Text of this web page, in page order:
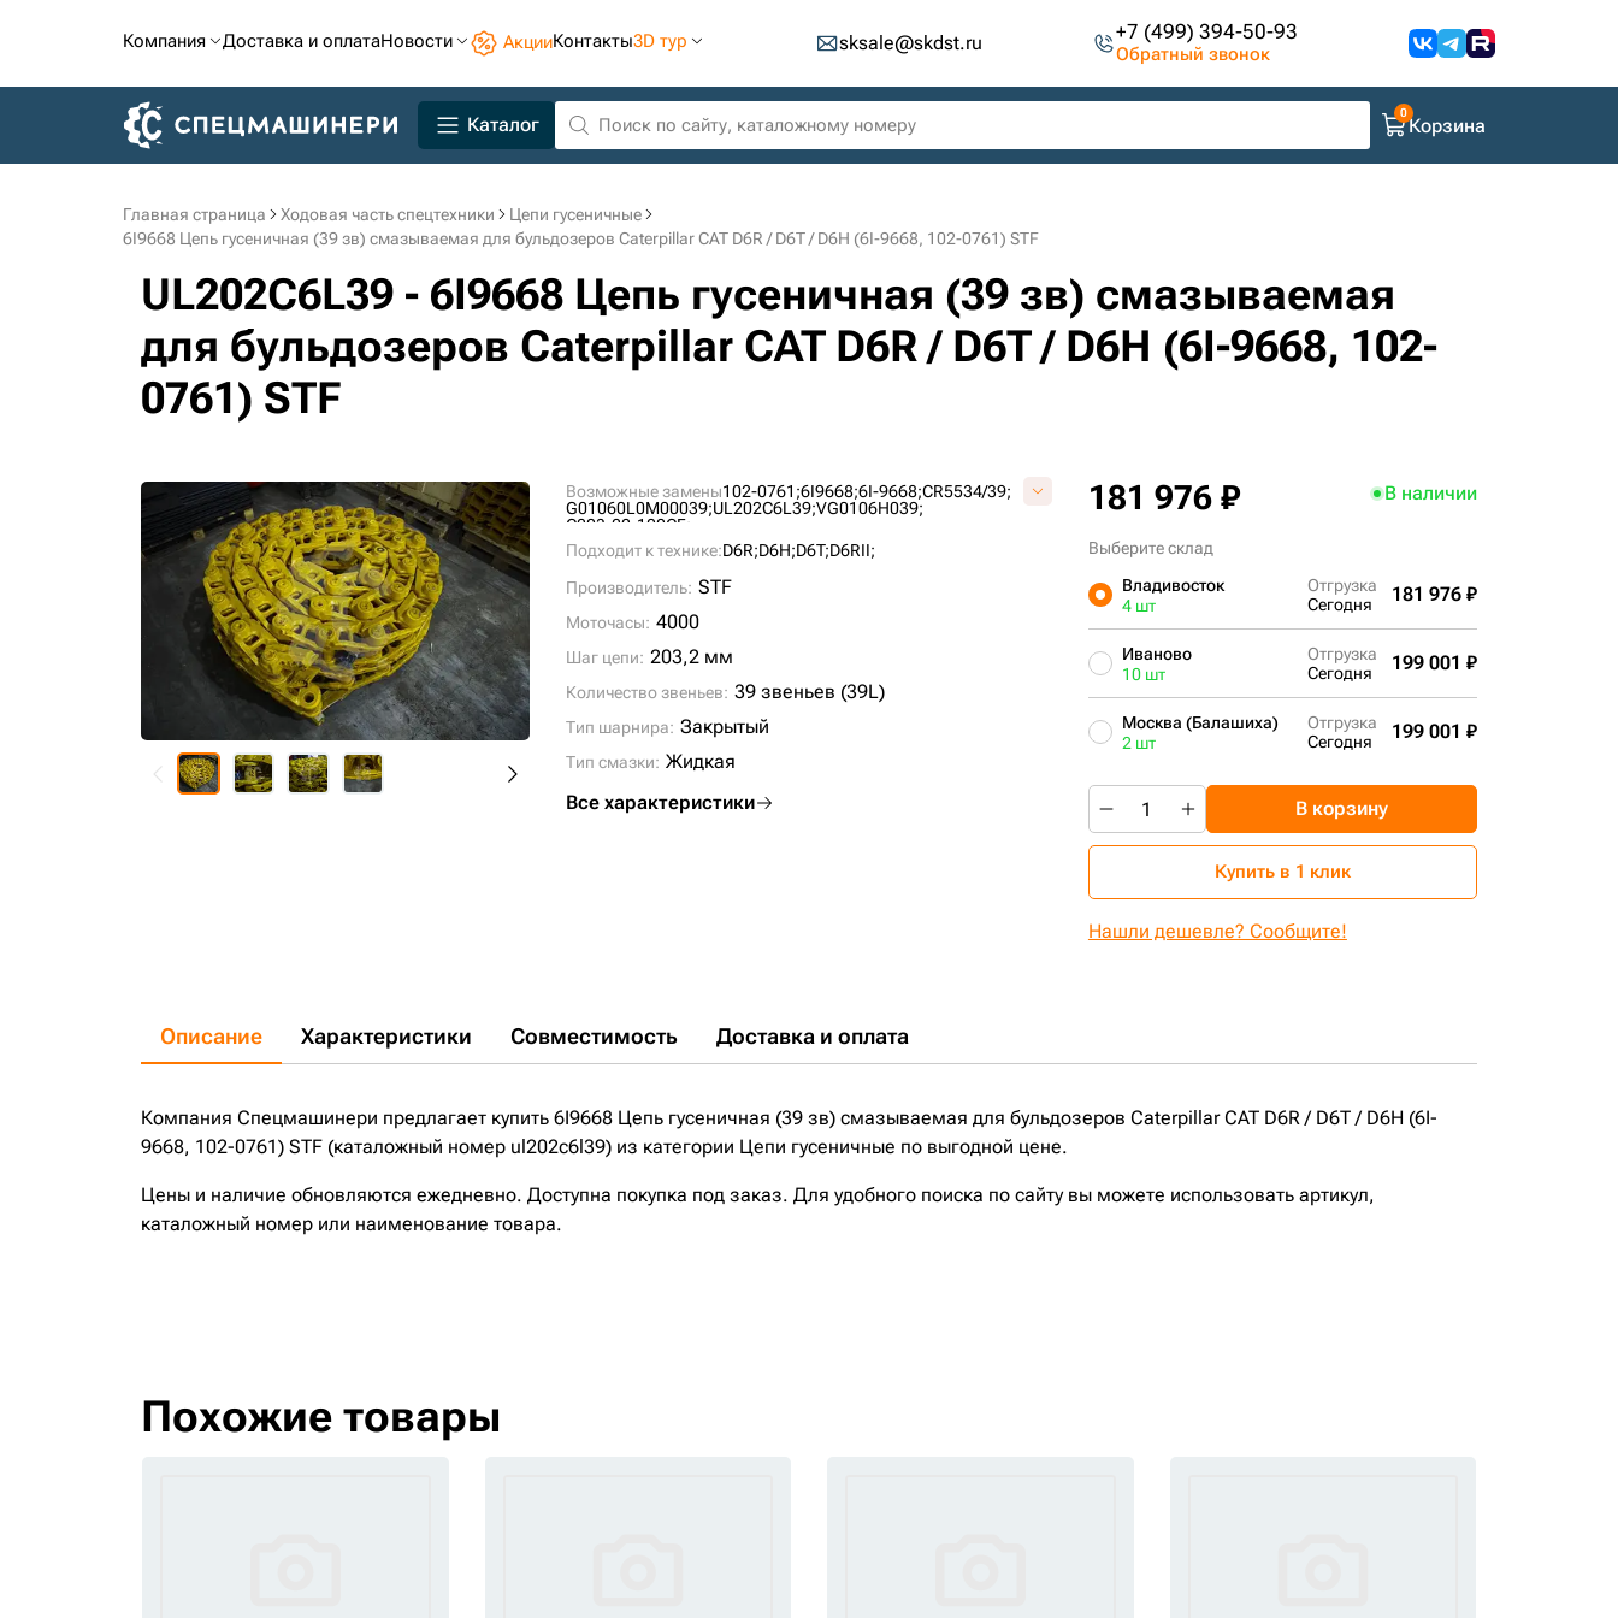
Компания Доставка и оплатаНовости АкцииКонтакты3D тур sksale@skdst.ru +7 (499) 394-50-93
Обратный звонок
Каталог Корзина
Главная страница Ходовая часть спецтехники
Цепи гусеничные
6I9668 Цепь гусеничная (39 зв) смазываемая для бульдозеров Caterpillar CAT D6R / D6T / D6H (6I-9668, 102-0761) STF
UL202C6L39 - 6I9668 Цепь гусеничная (39 зв) смазываемая
для бульдозеров Caterpillar CAT D6R / D6T / D6H (6I-9668, 102-
0761) STF
Возможные замены102-0761;6I9668;6I-9668;CR5534/39;
G01060L0M00039;UL202C6L39;VG0106H039;
С203-22-100СБ;
Подходит к технике:D6R;D6H;D6T;D6RII;
Производитель: STF
Моточасы: 4000
Шаг цепи: 203,2 мм
Количество звеньев: 39 звеньев (39L)
Тип шарнира: Закрытый
Тип смазки: Жидкая
Все характеристики
181 976 ₽ В наличии
Выберите склад
Владивосток
4 шт
Отгрузка
Сегодня
181 976 ₽
Иваново
10 шт
Отгрузка
Сегодня
199 001 ₽
Москва (Балашиха)
2 шт
Отгрузка
Сегодня
199 001 ₽
В корзину
Купить в 1 клик
Нашли дешевле? Сообщите!
Описание Характеристики Совместимость Доставка и оплата
Компания Спецмашинери предлагает купить 6I9668 Цепь гусеничная (39 зв) смазываемая для бульдозеров Caterpillar CAT D6R / D6T / D6H (6I-
9668, 102-0761) STF (каталожный номер ul202c6l39) из категории Цепи гусеничные по выгодной цене.
Цены и наличие обновляются ежедневно. Доступна покупка под заказ. Для удобного поиска по сайту вы можете использовать артикул,
каталожный номер или наименование товара.
Похожие товары